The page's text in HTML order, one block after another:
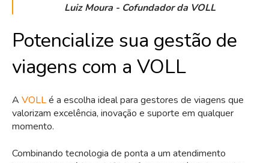
Luiz Moura - Cofundador da VOLL
Potencialize sua gestão de
viagens com a VOLL
A VOLLé a escolha ideal para gestores de viagens que
valorizam excelência, inovação e suporte em qualquer
momento.
Combinando tecnologia de ponta a um atendimento